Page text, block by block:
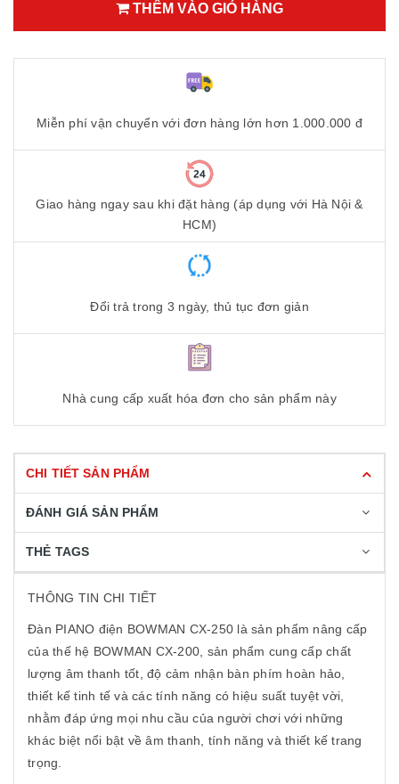
THÊM VÀO GIỎ HÀNG
Miễn phí vận chuyển với đơn hàng lớn hơn 1.000.000 đ
Giao hàng ngay sau khi đặt hàng (áp dụng với Hà Nội &
HCM)
Đổi trả trong 3 ngày, thủ tục đơn giản
Nhà cung cấp xuất hóa đơn cho sản phẩm này
CHI TIẾT SẢN PHẨM
ĐÁNH GIÁ SẢN PHẨM
THẺ TAGS
THÔNG TIN CHI TIẾT
Đàn PIANO điện BOWMAN CX-250 là sản phẩm nâng cấp
của thế hệ BOWMAN CX-200, sản phẩm cung cấp chất
lượng âm thanh tốt, độ cảm nhận bàn phím hoàn hảo,
thiết kế tinh tế và các tính năng có hiệu suất tuyệt vời,
nhằm đáp ứng mọi nhu cầu của người chơi với những
khác biệt nổi bật về âm thanh, tính năng và thiết kế trang
trọng.